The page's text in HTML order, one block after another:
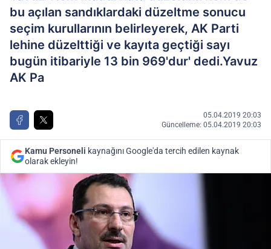
bu açılan sandıklardaki düzeltme sonucu
seçim kurullarının belirleyerek, AK Parti
lehine düzelttiği ve kayıta geçtiği sayı
bugün itibariyle 13 bin 969'dur' dedi.Yavuz
AK Pa
05.04.2019 20:03
Güncelleme: 05.04.2019 20:03
Kamu Personeli kaynağını Google'da tercih edilen kaynak
olarak ekleyin!